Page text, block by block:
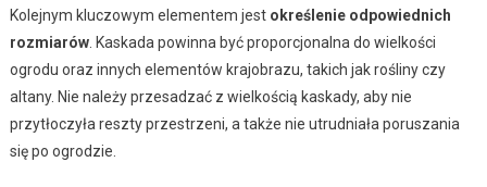
Kolejnym kluczowym elementem jest określenie odpowiednich
rozmiarów. Kaskada powinna być proporcjonalna do wielkości
ogrodu oraz innych elementów krajobrazu, takich jak rośliny czy
altany. Nie należy przesadzać z wielkością kaskady, aby nie
przytłoczyła reszty przestrzeni, a także nie utrudniała poruszania
się po ogrodzie.